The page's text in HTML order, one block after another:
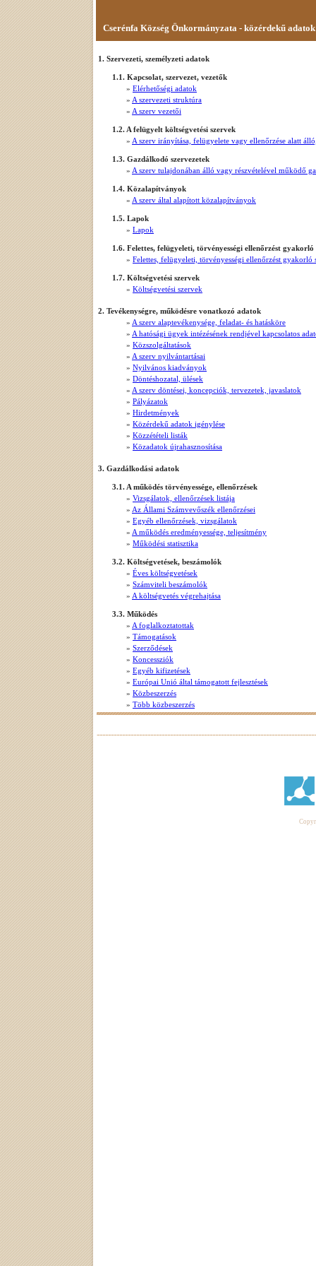
Cserénfa Község Önkormányzata - közérdekű adatok
1. Szervezeti, személyzeti adatok
1.1. Kapcsolat, szervezet, vezetők
» Elérhetőségi adatok
» A szervezeti struktúra
» A szerv vezetői
1.2. A felügyelt költségvetési szervek
» A szerv irányítása, felügyelete vagy ellenőrzése alatt
1.3. Gazdálkodó szervezetek
» A szerv tulajdonában álló vagy részvételével működő
1.4. Közalapítványok
» A szerv által alapított közalapítványok
1.5. Lapok
» Lapok
1.6. Felettes, felügyeleti, törvényességi ellenőrzést gyakorló
» Felettes, felügyeleti, törvényességi ellenőrzést gyakorló
1.7. Költségvetési szervek
» Költségvetési szervek
2. Tevékenységre, működésre vonatkozó adatok
» A szerv alaptevékenysége, feladat- és hatásköre
» A hatósági ügyek intézésének rendjével kapcsolatos
» Közszolgáltatások
» A szerv nyilvántartásai
» Nyilvános kiadványok
» Döntéshozatal, ülések
» A szerv döntései, koncepciók, tervezetek, javaslatok
» Pályázatok
» Hirdetmények
» Közérdekű adatok igénylése
» Közzétételi listák
» Közadatok újrahasznosítása
3. Gazdálkodási adatok
3.1. A működés törvényessége, ellenőrzések
» Vizsgálatok, ellenőrzések listája
» Az Állami Számvevőszék ellenőrzései
» Egyéb ellenőrzések, vizsgálatok
» A működés eredményessége, teljesítmény
» Működési statisztika
3.2. Költségvetések, beszámolók
» Éves költségvetések
» Számviteli beszámolók
» A költségvetés végrehajtása
3.3. Működés
» A foglalkoztatottak
» Támogatások
» Szerződések
» Koncessziók
» Egyéb kifizetések
» Európai Unió által támogatott fejlesztések
» Közbeszerzés
» Több közbeszerzés